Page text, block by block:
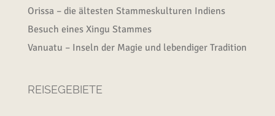
Orissa – die ältesten Stammeskulturen Indiens
Besuch eines Xingu Stammes
Vanuatu – Inseln der Magie und lebendiger Tradition
REISEGEBIETE